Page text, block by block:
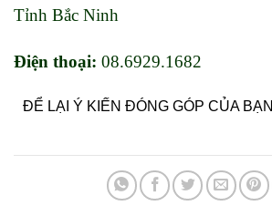
Tỉnh Bắc Ninh
Điện thoại: 08.6929.1682
ĐỂ LẠI Ý KIẾN ĐÓNG GÓP CỦA BẠN